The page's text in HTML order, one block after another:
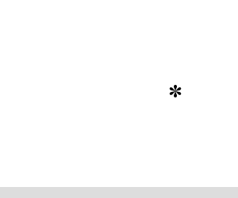
*